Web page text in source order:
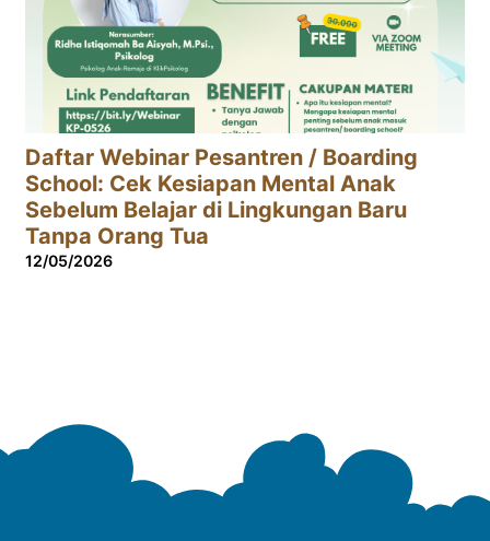
Daftar Webinar Pesantren / Boarding
School: Cek Kesiapan Mental Anak
Sebelum Belajar di Lingkungan Baru
Tanpa Orang Tua
12/05/2026